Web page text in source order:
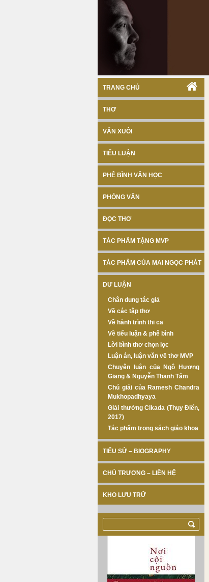
TRANG CHỦ
THƠ
VĂN XUÔI
TIỂU LUẬN
PHÊ BÌNH VĂN HỌC
PHỎNG VẤN
ĐỌC THƠ
TÁC PHẨM TẶNG MVP
TÁC PHẨM CỦA MAI NGỌC PHÁT
DƯ LUẬN
Chân dung tác giả
Về các tập thơ
Về hành trình thi ca
Về tiểu luận & phê bình
Lời bình thơ chọn lọc
Luận án, luận văn về thơ MVP
Chuyên luận của Ngô Hương
Giang & Nguyễn Thanh Tâm
Chú giải của Ramesh Chandra
Mukhopadhyaya
Giải thưởng Cikada (Thụy Điển,
2017)
Tác phẩm trong sách giáo khoa
TIỂU SỬ – BIOGRAPHY
CHỦ TRƯƠNG – LIÊN HỆ
KHO LƯU TRỮ